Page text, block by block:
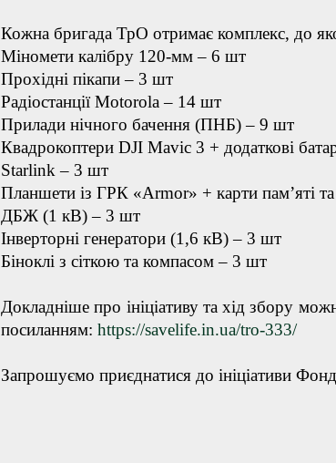
Кожна бригада ТрО отримає комплекс, до
Міномети калібру 120-мм – 6 шт
Прохідні пікапи – 3 шт
Радіостанції Motorola – 14 шт
Прилади нічного бачення (ПНБ) – 9 шт
Квадрокоптери DJI Mavic 3 + додаткові
Starlink – 3 шт
Планшети із ГРК «Armor» + карти пам’яті
ДБЖ (1 кВ) – 3 шт
Інверторні генератори (1,6 кВ) – 3 шт
Біноклі з сіткою та компасом – 3 шт
Докладніше про ініціативу та хід збору
посиланням: https://savelife.in.ua/tro-333/
Запрошуємо приєднатися до ініціативи